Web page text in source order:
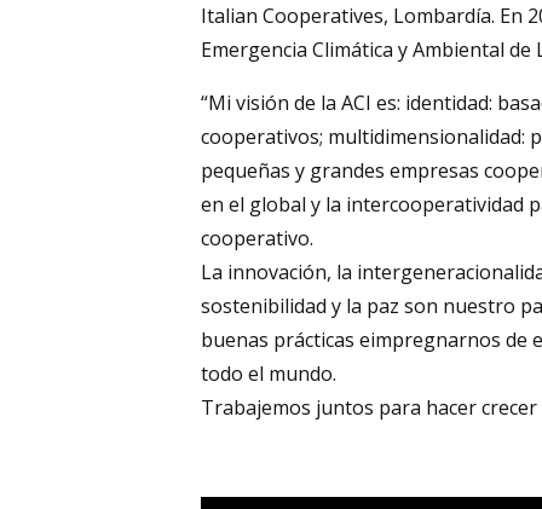
Italian Cooperatives, Lombardía. En
Emergencia Climática y Ambiental de
“Mi visión de la ACI es: identidad:
cooperativos; multidimensionalidad:
pequeñas y grandes empresas
en el global y la intercooperatividad
cooperativo.
La innovación, la
sostenibilidad y la paz son nuestro
buenas prácticas eimpregnarnos de
todo el mundo.
Trabajemos juntos para hacer crecer